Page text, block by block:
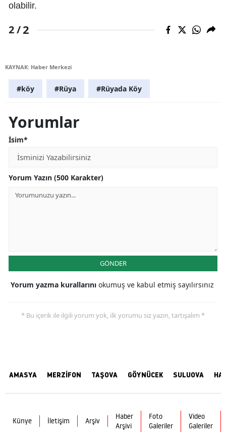
olabilir.
2 /2
KAYNAK: Haber Merkezi
#köy #Rüya #Rüyada Köy
Yorumlar
İsim*
Yorum Yazın (500 Karakter)
GÖNDER
Yorum yazma kurallarını okumuş ve kabul etmiş sayılırsınız
* Bu içerik ile ilgili yorum yok, ilk yorumu siz yazın, tartışalım *
AMASYA MERZİFON TAŞOVA GÖYNÜCEK SULUOVA
Künye İletişim Arşiv
Haber
Arşivi
Foto
Galeriler
Video
Galeriler